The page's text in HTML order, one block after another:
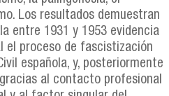
Los resultados demuestran
entre 1931 y 1953 evidencia
el proceso de fascistización
española, y, posteriormente
al contacto profesional